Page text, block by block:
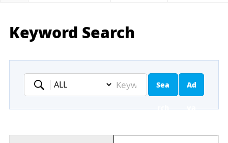
Keyword Search
Keyword
Sea
rch
Ad
va